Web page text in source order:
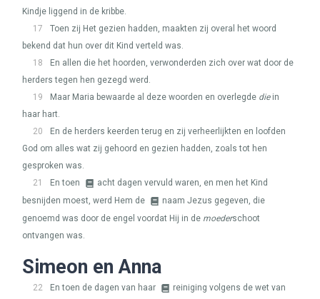
Kindje liggend in de kribbe.
17
Toen zij Het gezien hadden, maakten zij overal het woord
bekend dat hun over dit Kind verteld was.
18
En allen die het hoorden, verwonderden zich over wat door de
herders tegen hen gezegd werd.
19
Maar Maria bewaarde al deze woorden en overlegde diein
haar hart.
20
En de herders keerden terug en zij verheerlijkten en loofden
God om alles wat zij gehoord en gezien hadden, zoals tot hen
gesproken was.
21
En toen
acht dagen vervuld waren, en men het Kind
besnijden moest, werd Hem de
naam Jezus gegeven, die
genoemd was door de engel voordat Hij in de moederschoot
ontvangen was.
Simeon en Anna
22 En toen de dagen van haar
reiniging volgens de wet van